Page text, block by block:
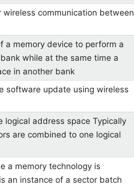
communication between
a memory device to perform a
while at the same time a
in another bank
software update using wireless
logical address space Typically
are combined to one logical
a memory technology is
an instance of a sector batch